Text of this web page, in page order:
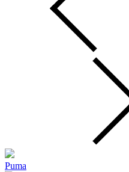
Puma